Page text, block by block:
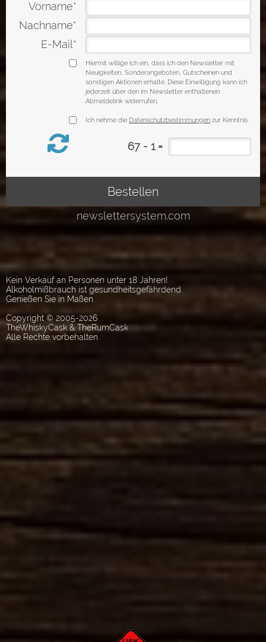
Kein Verkauf an Personen unter 18 Jahren!
Alkoholmißbrauch ist gesundheitsgefährdend.
Genießen Sie in Maßen.
Copyright © 2005-2026
TheWhiskyCask & TheRumCask
Alle Rechte vorbehalten.